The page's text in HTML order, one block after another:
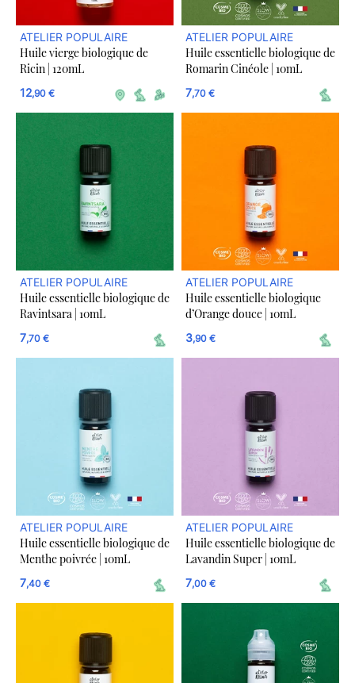
ATELIER POPULAIRE
Huile vierge biologique de
Ricin | 120mL
12,90 €
ATELIER POPULAIRE
Huile essentielle biologique de
Romarin Cinéole | 10mL
7,70 €
ATELIER POPULAIRE
Huile essentielle biologique de
Ravintsara | 10mL
7,70 €
ATELIER POPULAIRE
Huile essentielle biologique
d’Orange douce | 10mL
3,90 €
ATELIER POPULAIRE
Huile essentielle biologique de
Menthe poivrée | 10mL
7,40 €
ATELIER POPULAIRE
Huile essentielle biologique de
Lavandin Super | 10mL
7,00 €